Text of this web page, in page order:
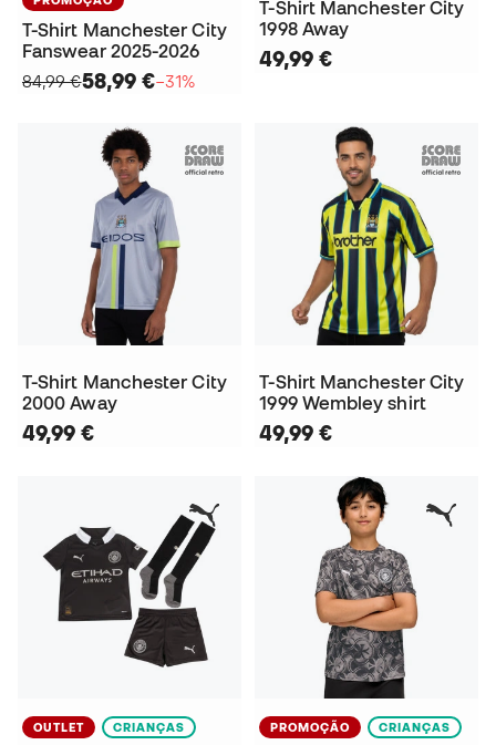
T-Shirt Manchester City
Fanswear 2025-2026
84,99 €58,99 €−31%
T-Shirt Manchester City
1998 Away
49,99 €
T-Shirt Manchester City
2000 Away
49,99 €
T-Shirt Manchester City
1999 Wembley shirt
49,99 €
OUTLET CRIANÇAS PROMOÇÃO CRIANÇAS